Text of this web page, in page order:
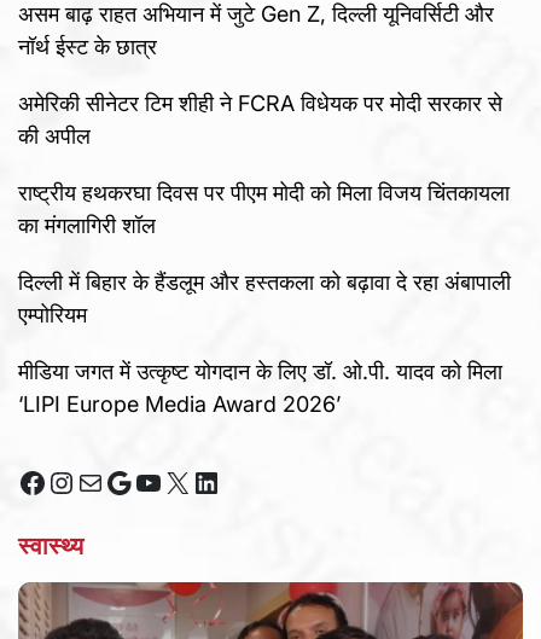
असम बाढ़ राहत अभियान में जुटे Gen Z, दिल्ली यूनिवर्सिटी और
नॉर्थ ईस्ट के छात्र
अमेरिकी सीनेटर टिम शीही ने FCRA विधेयक पर मोदी सरकार से
की अपील
राष्ट्रीय हथकरघा दिवस पर पीएम मोदी को मिला विजय चिंतकायला
का मंगलागिरी शॉल
दिल्ली में बिहार के हैंडलूम और हस्तकला को बढ़ावा दे रहा अंबापाली
एम्पोरियम
मीडिया जगत में उत्कृष्ट योगदान के लिए डॉ. ओ.पी. यादव को मिला
‘LIPI Europe Media Award 2026’
Facebook
Instagram
MailGoogle
YouTube
X LinkedIn
स्वास्थ्य